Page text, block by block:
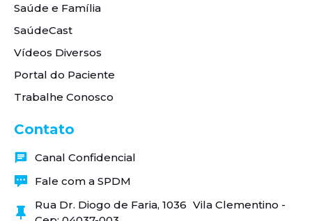
Saúde e Família
SaúdeCast
Vídeos Diversos
Portal do Paciente
Trabalhe Conosco
Contato
Canal Confidencial
Fale com a SPDM
Rua Dr. Diogo de Faria, 1036 Vila Clementino -